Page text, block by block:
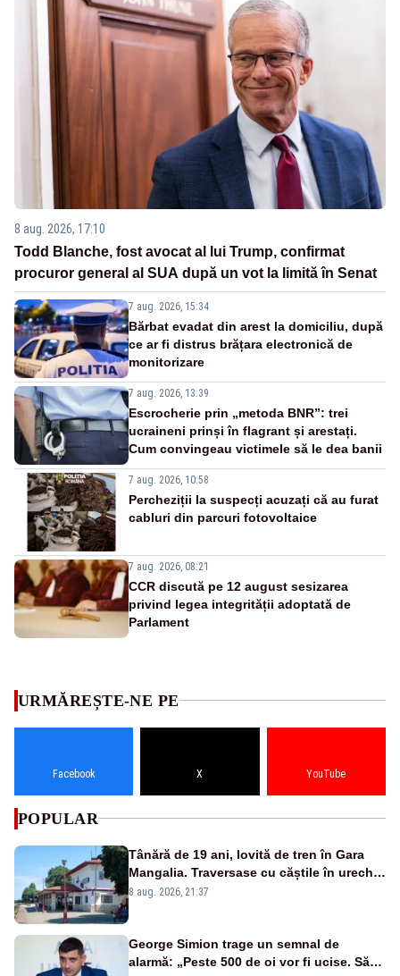
8 aug. 2026, 17:10
Todd Blanche, fost avocat al lui Trump, confirmat
procuror general al SUA după un vot la limită în Senat
7 aug. 2026, 15:34
Bărbat evadat din arest la domiciliu, după
ce ar fi distrus brățara electronică de
monitorizare
7 aug. 2026, 13:39
Escrocherie prin „metoda BNR”: trei
ucraineni prinși în flagrant și arestați.
Cum convingeau victimele să le dea banii
7 aug. 2026, 10:58
Percheziții la suspecți acuzați că au furat
cabluri din parcuri fotovoltaice
7 aug. 2026, 08:21
CCR discută pe 12 august sesizarea
privind legea integrității adoptată de
Parlament
URMĂREȘTE-NE PE
Facebook X YouTube
POPULAR
Tânără de 19 ani, lovită de tren în Gara
Mangalia. Traversase cu căștile în urechi
liniile printr-un loc nepermis
8 aug. 2026, 21:37
George Simion trage un semnal de
alarmă: „Peste 500 de oi vor fi ucise. Să